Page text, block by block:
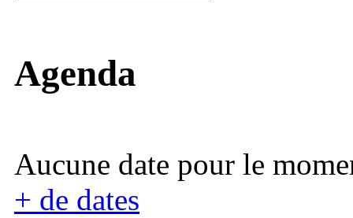
Agenda
Aucune date pour le
+ de dates